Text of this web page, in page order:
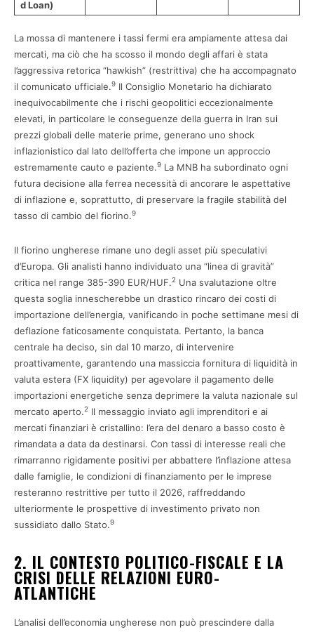
d Loan)
La mossa di mantenere i tassi fermi era ampiamente attesa dai
mercati, ma ciò che ha scosso il mondo degli affari è stata
l’aggressiva retorica “hawkish” (restrittiva) che ha accompagnato
il comunicato ufficiale.9 Il Consiglio Monetario ha dichiarato
inequivocabilmente che i rischi geopolitici eccezionalmente
elevati, in particolare le conseguenze della guerra in Iran sui
prezzi globali delle materie prime, generano uno shock
inflazionistico dal lato dell’offerta che impone un approccio
estremamente cauto e paziente.9 La MNB ha subordinato ogni
futura decisione alla ferrea necessità di ancorare le aspettative
di inflazione e, soprattutto, di preservare la fragile stabilità del
tasso di cambio del fiorino.9
Il fiorino ungherese rimane uno degli asset più speculativi
d’Europa. Gli analisti hanno individuato una “linea di gravità”
critica nel range 385-390 EUR/HUF.2 Una svalutazione oltre
questa soglia innescherebbe un drastico rincaro dei costi di
importazione dell’energia, vanificando in poche settimane mesi di
deflazione faticosamente conquistata. Pertanto, la banca
centrale ha deciso, sin dal 10 marzo, di intervenire
proattivamente, garantendo una massiccia fornitura di liquidità in
valuta estera (FX liquidity) per agevolare il pagamento delle
importazioni energetiche senza deprimere la valuta nazionale sul
mercato aperto.2 Il messaggio inviato agli imprenditori e ai
mercati finanziari è cristallino: l’era del denaro a basso costo è
rimandata a data da destinarsi. Con tassi di interesse reali che
rimarranno rigidamente positivi per abbattere l’inflazione attesa
dalle famiglie, le condizioni di finanziamento per le imprese
resteranno restrittive per tutto il 2026, raffreddando
ulteriormente le prospettive di investimento privato non
sussidiato dallo Stato.9
2. IL CONTESTO POLITICO-FISCALE E LA
CRISI DELLE RELAZIONI EURO-
ATLANTICHE
L’analisi dell’economia ungherese non può prescindere dalla